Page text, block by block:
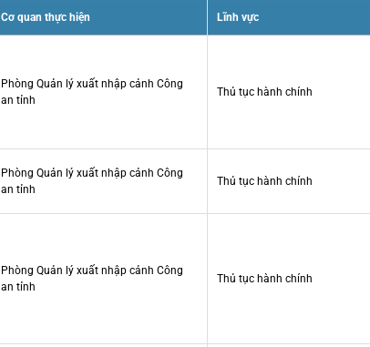
Cơ quan thực hiện Lĩnh vực
Phòng Quản lý xuất nhập cảnh Công
an tỉnh
Thủ tục hành chính
Phòng Quản lý xuất nhập cảnh Công
an tỉnh
Thủ tục hành chính
Phòng Quản lý xuất nhập cảnh Công
an tỉnh
Thủ tục hành chính